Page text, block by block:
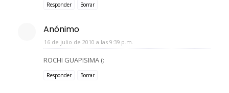
Responder Borrar
Anónimo
16 de julio de 2010 a las 9:39 p.m.
ROCHI GUAPISIMA (:
Responder Borrar